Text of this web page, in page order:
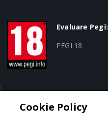
Evaluare Pegi:
PEGI 18
Cookie Policy